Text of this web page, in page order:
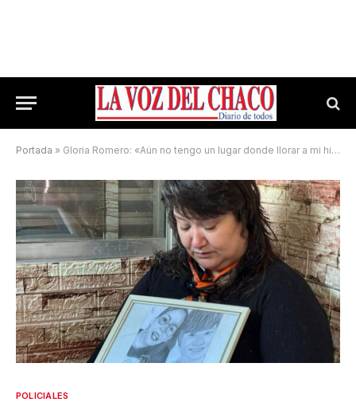
Portada » Gloria Romero: «Aún no tengo un lugar donde llorar a mi hija»
POLICIALES